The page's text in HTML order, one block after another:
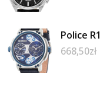
Police
668,50zł